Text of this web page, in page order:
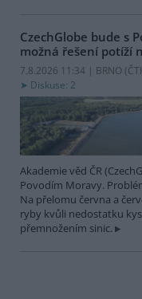
CzechGlobe bude s
možná řešení potíží
7.8.2026 11:34 | BRNO (
Diskuse: 2
Akademie věd ČR
Povodím Moravy.
Na přelomu června a
ryby kvůli nedostatku
přemnožením sinic.